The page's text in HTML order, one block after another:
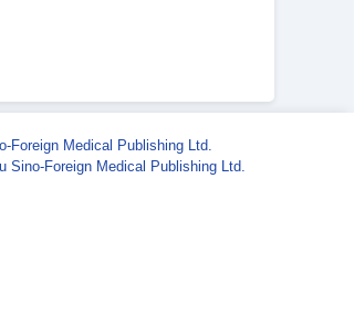
Foreign Medical Publishing Ltd.
Sino-Foreign Medical Publishing Ltd.